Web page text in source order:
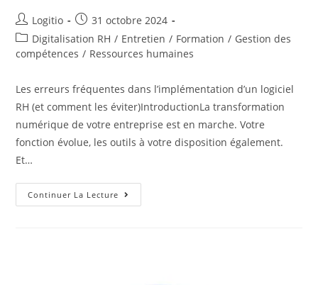
Logitio
31 octobre 2024
Digitalisation RH / Entretien / Formation / Gestion des
compétences / Ressources humaines
Les erreurs fréquentes dans l’implémentation d’un logiciel
RH (et comment les éviter)IntroductionLa transformation
numérique de votre entreprise est en marche. Votre
fonction évolue, les outils à votre disposition également.
Et…
Continuer La Lecture